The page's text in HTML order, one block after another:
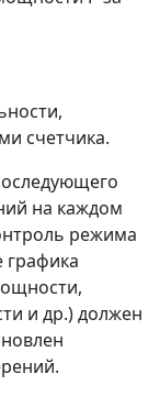
счетчика.
на каждом
режима
графика
и др.) должен